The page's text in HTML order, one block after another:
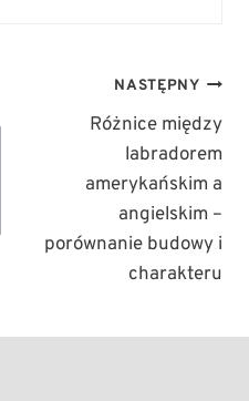
NASTĘPNY
Różnice między
labradorem
amerykańskim a
angielskim –
porównanie budowy i
charakteru